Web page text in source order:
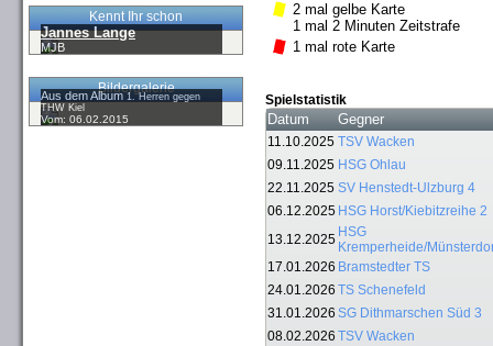
Kennt Ihr schon
Jannes Lange
MJB
Bildergalerie
Aus dem Album1. Herren gegen
THW Kiel
Vom: 06.02.2015
2 mal gelbe Karte
1 mal 2 Minuten Zeitstrafe
1 mal rote Karte
Spielstatistik
Datum Gegner
11.10.2025 TSV Wacken
09.11.2025 HSG Ohlau
22.11.2025 SV Henstedt-Ulzburg 4
06.12.2025 HSG Horst/Kiebitzreihe 2
13.12.2025 HSG
Kremperheide/
17.01.2026 Bramstedter TS
24.01.2026 TS Schenefeld
31.01.2026 SG Dithmarschen Süd 3
08.02.2026 TSV Wacken